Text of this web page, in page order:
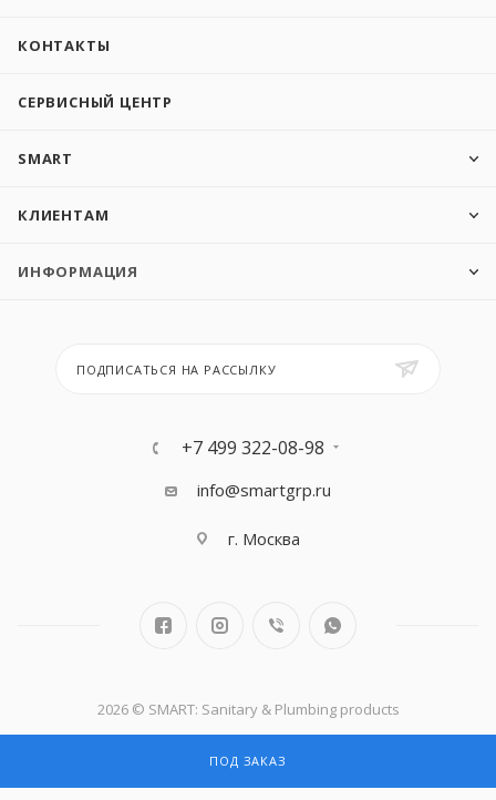
ПОД ЗАКАЗ
КОНТАКТЫ
СЕРВИСНЫЙ ЦЕНТР
SMART
КЛИЕНТАМ
ИНФОРМАЦИЯ
ПОДПИСАТЬСЯ НА РАССЫЛКУ
+7 499 322-08-98
info@smartgrp.ru
г. Москва
2026 © SMART: Sanitary & Plumbing products